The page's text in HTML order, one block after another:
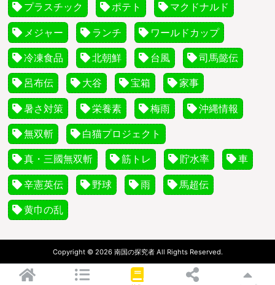
プラスチック ポテト マクドナルド
メジャー ランチ ワールドカップ
冷凍食品 北朝鮮 台風 司馬懿伝
呂布伝 大谷 宝箱 家事
暑さ対策 栄養素 梅雨 沖縄情報
無双斬 白猫プロジェクト
真・三國無双斬 筋トレ 貯水率 車
辛憲英伝 野球 雨 馬超伝
黄巾の乱
Copyright © 2026 南国の探究者 All Rights Reserved.